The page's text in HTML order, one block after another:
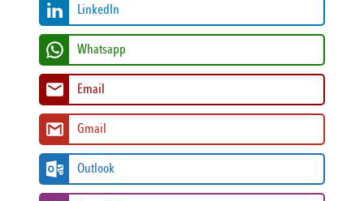
LinkedIn
Whatsapp
Email
Gmail
Outlook